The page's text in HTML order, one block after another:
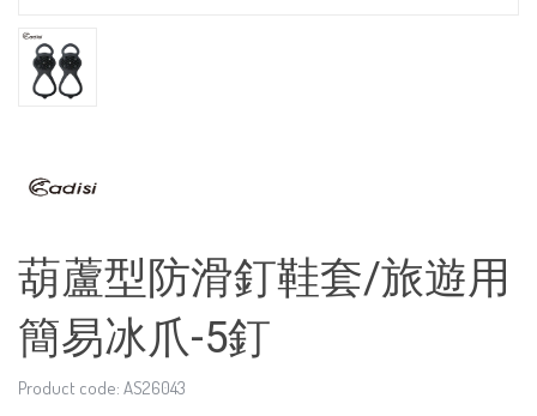
葫蘆型防滑釘鞋套/旅遊用
簡易冰爪-5釘
Product code: AS26043